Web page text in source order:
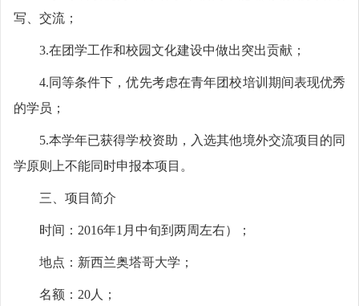
写、交流；
3.在团学工作和校园文化建设中做出突出贡献；
4.同等条件下，优先考虑在青年团校培训期间表现优秀
的学员；
5.本学年已获得学校资助，入选其他境外交流项目的同
学原则上不能同时申报本项目。
三、项目简介
时间：2016年1月中旬到两周左右）；
地点：新西兰奥塔哥大学；
名额：20人；